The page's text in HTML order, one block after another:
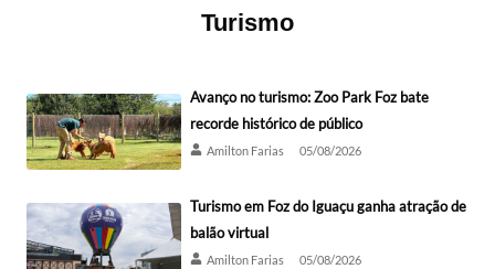
Turismo
Avanço no turismo: Zoo Park Foz bate
recorde histórico de público
Amilton Farias 05/08/2026
Turismo em Foz do Iguaçu ganha atração de
balão virtual
Amilton Farias 05/08/2026